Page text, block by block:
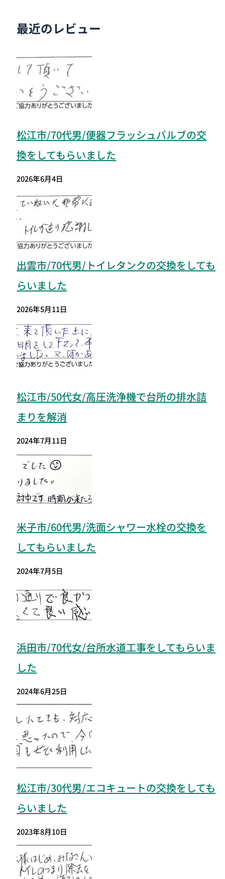
最近のレビュー
松江市/70代男/便器フラッシュバルブの交
換をしてもらいました
2026年6月4日
出雲市/70代男/トイレタンクの交換をしても
らいました
2026年5月11日
松江市/50代女/高圧洗浄機で台所の排水詰
まりを解消
2024年7月11日
米子市/60代男/洗面シャワー水栓の交換を
してもらいました
2024年7月5日
浜田市/70代女/台所水道工事をしてもらいま
した
2024年6月25日
松江市/30代男/エコキュートの交換をしても
らいました
2023年8月10日